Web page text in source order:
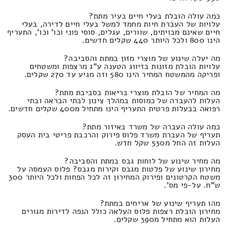
כמה עולה הובלת בעלי חיים בעיר מתת?
עלויות של העברת חיות מחמד למשל בעלי חיים לדירה, בעלי
חיים שאינם מבויתים, שוורים, עגלים, סוסי פוני וכו' וכו', התעריף
הינו 800 ולכל היותר 440 שקלים חדשים.
מה יעלה שינוע של מוצרי מזון במתת והסביבה?
עלויות הובלת מזונות בזיווג הטענה ע"ג מרצפות ומשטחים
ופריקה מהמשטח המחיר הינו 580 וזה מגיע עד 270 שקלים.
מה המחיר של הובלת מוצרי בריאות בסביבת מתת?
העלות להעברה של כמוסות במהלך צינון לבתי הבראה ובתי
רפואה בבעלות פרטית התעריף הינו מתחיל מ400 שקלים חדשים.
כמה עולה העברה של משרד באיזור מתת?
תעריף של העברת משרד פלוס פירוק והרכבת פריטי בית העסק
העלות זה החל מ530 שקל חדש.
מה מחיר שינוע של לוחות גבס במתת והסביבה?
מחירון שינוע של פלטות מגבס וקירות מגבס? פלוס העמסה על
משטח הקרטונים ופירוק המחירון זה לכל הפחות ולכל היותר 300
ש"ח. על-פי מס'.
מהו תעריף שינוע של אריחים במתת?
מחירון הובלת רצפות פלוס העלאה כולל הנפה לדירות מגורים
העלות הוא מתחיל מ390 שקלים.